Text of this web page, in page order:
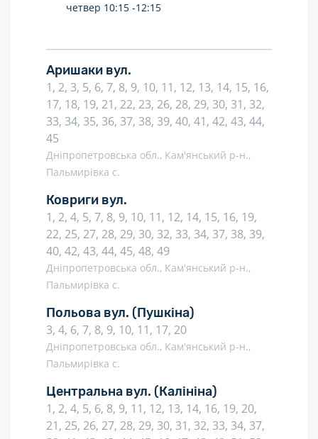
четвер 10:15 -12:15
Аришаки вул.
1, 2, 3, 5, 6, 7, 8, 9, 10, 11, 12, 13, 14, 15, 16,
17, 18, 19, 21, 22, 23, 26, 28, 29, 30, 31, 32,
33, 34, 35, 36, 37, 38, 39, 40, 41, 42, 43, 44,
45
Дніпропетровська обл., Кам'янський р-н.,
Пальмирівка с.
Ковриги вул.
1, 2, 4, 5, 7, 8, 9, 10, 11, 12, 14, 15, 16, 19,
22, 25, 27, 28, 29, 30, 32, 33, 34, 37, 38, 39,
40, 42, 43, 44, 45, 48, 49
Дніпропетровська обл., Кам'янський р-н.,
Пальмирівка с.
Польова вул. (Пушкіна)
3, 4, 6, 7, 8, 9, 10, 11, 17, 20
Дніпропетровська обл., Кам'янський р-н.,
Пальмирівка с.
Центральна вул. (Калініна)
1, 2, 4, 5, 6, 8, 9, 11, 12, 13, 14, 16, 19, 20,
21, 25, 26, 27, 28, 29, 30, 31, 32, 33, 34, 37,